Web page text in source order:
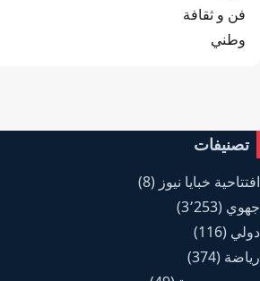
فن و ثقافة
وطني
تصنيفات
افتتاحية خبايا نيوز (8)
جهوي (3٬253)
دولي (116)
رياضة (374)